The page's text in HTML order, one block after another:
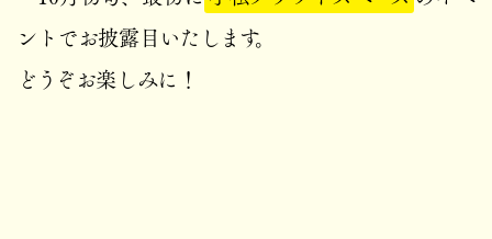
ントでお披露目いたします。
どうぞお楽しみに！